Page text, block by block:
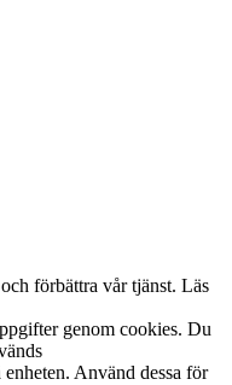
förbättra vår tjänst. Läs
genom cookies. Du
Använd dessa för